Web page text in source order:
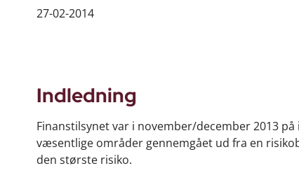
27-02-2014
Indledning
Finanstilsynet var i november/december 2013
væsentlige områder gennemgået ud fra en
den største risiko.